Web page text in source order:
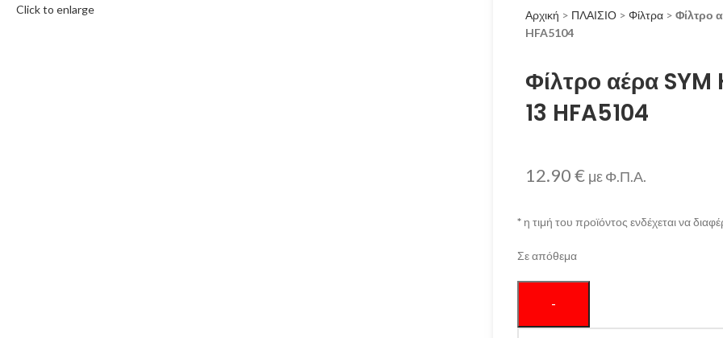
Click to enlarge Αρχική > ΠΛΑΙΣΙΟ > Φίλτρα > Φίλτρο
HFA5104
Φίλτρο αέρα
13 HFA5104
12.90€ με Φ.Π.Α.
*η τιμή του προϊόντος ενδέχεται να
Σε απόθεμα